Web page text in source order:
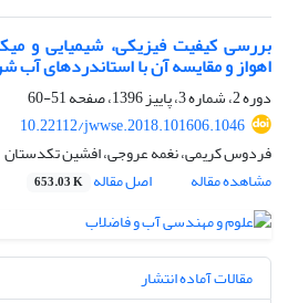
بررسی کیفیت فیزیکی، شیمیایی و
اهواز و مقایسه آن با استاندردهای آب
دوره 2، شماره 3، پاییز 1396، صفحه
51-60
10.22112/jwwse.2018.101606.1046
فردوس کریمی، نغمه عروجی، افشین تکدستان
مشاهده مقاله
اصل مقاله 653.03 K
مقالات آماده انتشار